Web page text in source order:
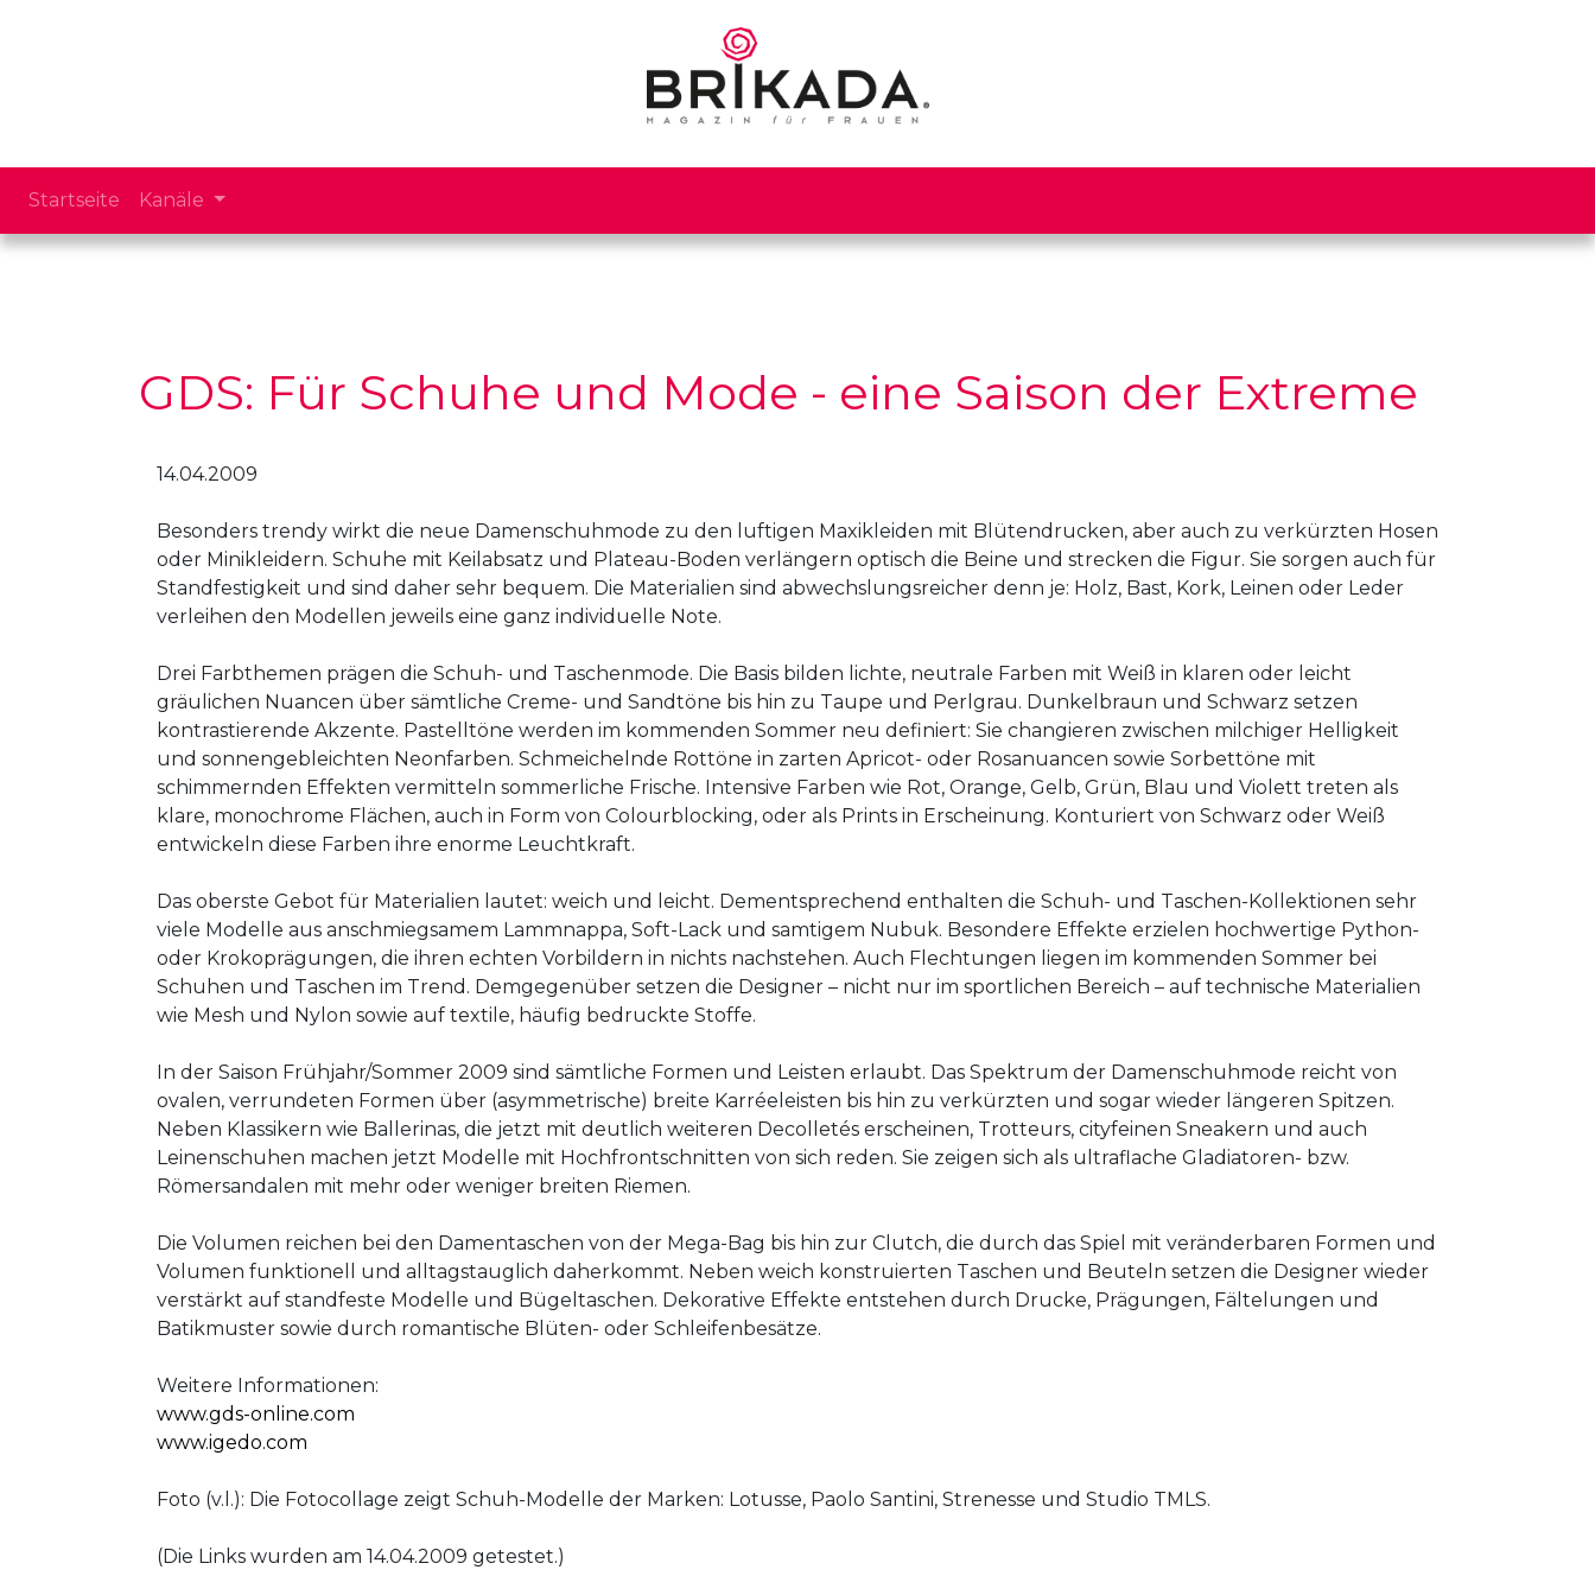
Startseite Kanäle
GDS: Für Schuhe und Mode - eine Saison der Extreme
14.04.2009
Besonders trendy wirkt die neue Damenschuhmode zu den luftigen Maxikleiden mit Blütendrucken, aber auch zu verkürzten Hosen
oder Minikleidern. Schuhe mit Keilabsatz und Plateau-Boden verlängern optisch die Beine und strecken die Figur. Sie sorgen auch für
Standfestigkeit und sind daher sehr bequem. Die Materialien sind abwechslungsreicher denn je: Holz, Bast, Kork, Leinen oder Leder
verleihen den Modellen jeweils eine ganz individuelle Note.
Drei Farbthemen prägen die Schuh- und Taschenmode. Die Basis bilden lichte, neutrale Farben mit Weiß in klaren oder leicht
gräulichen Nuancen über sämtliche Creme- und Sandtöne bis hin zu Taupe und Perlgrau. Dunkelbraun und Schwarz setzen
kontrastierende Akzente. Pastelltöne werden im kommenden Sommer neu definiert: Sie changieren zwischen milchiger Helligkeit
und sonnengebleichten Neonfarben. Schmeichelnde Rottöne in zarten Apricot- oder Rosanuancen sowie Sorbettöne mit
schimmernden Effekten vermitteln sommerliche Frische. Intensive Farben wie Rot, Orange, Gelb, Grün, Blau und Violett treten als
klare, monochrome Flächen, auch in Form von Colourblocking, oder als Prints in Erscheinung. Konturiert von Schwarz oder Weiß
entwickeln diese Farben ihre enorme Leuchtkraft.
Das oberste Gebot für Materialien lautet: weich und leicht. Dementsprechend enthalten die Schuh- und Taschen-Kollektionen sehr
viele Modelle aus anschmiegsamem Lammnappa, Soft-Lack und samtigem Nubuk. Besondere Effekte erzielen hochwertige Python-
oder Krokoprägungen, die ihren echten Vorbildern in nichts nachstehen. Auch Flechtungen liegen im kommenden Sommer bei
Schuhen und Taschen im Trend. Demgegenüber setzen die Designer – nicht nur im sportlichen Bereich – auf technische Materialien
wie Mesh und Nylon sowie auf textile, häufig bedruckte Stoffe.
In der Saison Frühjahr/Sommer 2009 sind sämtliche Formen und Leisten erlaubt. Das Spektrum der Damenschuhmode reicht von
ovalen, verrundeten Formen über (asymmetrische) breite Karréeleisten bis hin zu verkürzten und sogar wieder längeren Spitzen.
Neben Klassikern wie Ballerinas, die jetzt mit deutlich weiteren Decolletés erscheinen, Trotteurs, cityfeinen Sneakern und auch
Leinenschuhen machen jetzt Modelle mit Hochfrontschnitten von sich reden. Sie zeigen sich als ultraflache Gladiatoren- bzw.
Römersandalen mit mehr oder weniger breiten Riemen.
Die Volumen reichen bei den Damentaschen von der Mega-Bag bis hin zur Clutch, die durch das Spiel mit veränderbaren Formen und
Volumen funktionell und alltagstauglich daherkommt. Neben weich konstruierten Taschen und Beuteln setzen die Designer wieder
verstärkt auf standfeste Modelle und Bügeltaschen. Dekorative Effekte entstehen durch Drucke, Prägungen, Fältelungen und
Batikmuster sowie durch romantische Blüten- oder Schleifenbesätze.
Weitere Informationen:
www.gds-online.com
www.igedo.com
Foto (v.l.): Die Fotocollage zeigt Schuh-Modelle der Marken: Lotusse, Paolo Santini, Strenesse und Studio TMLS.
(Die Links wurden am 14.04.2009 getestet.)